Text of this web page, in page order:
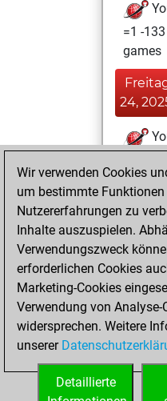
=1 -
games
24,
=0 -2
2025
bullet
=0 -1
Wir verwenden Cookies
um bestimmte
Nutzererfahrungen zu
Inhalte auszuspielen.
Verwendungszweck
erforderlichen Cookies
Marketing-Cookies
Verwendung von
widersprechen. Weitere
unserer
Detaillierte